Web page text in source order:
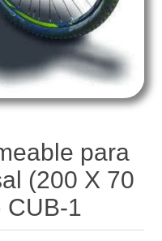
para
(200 X 70
CUB-1